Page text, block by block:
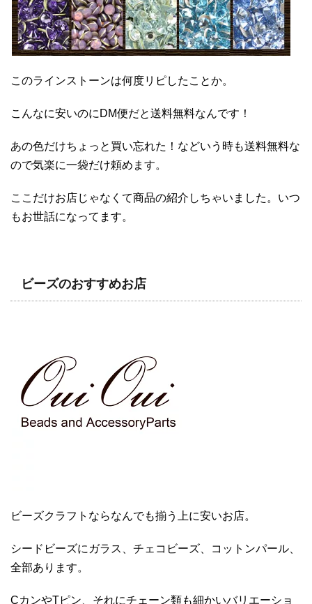
このラインストーンは何度リピしたことか。
こんなに安いのにDM便だと送料無料なんです！
あの色だけちょっと買い忘れた！などいう時も送料無料な
ので気楽に一袋だけ頼めます。
ここだけお店じゃなくて商品の紹介しちゃいました。いつ
もお世話になってます。
ビーズのおすすめお店
ビーズクラフトならなんでも揃う上に安いお店。
シードビーズにガラス、チェコビーズ、コットンパール、
全部あります。
CカンやTピン、それにチェーン類も細かいバリエーショ